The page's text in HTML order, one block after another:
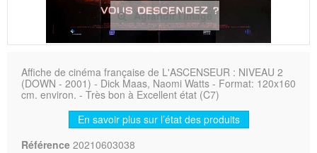
Agrandir l'image
Affiche de cinéma française de L'ASCENSEUR : NIVEAU 2
(DOWN - 2001) - Dick Maas, Naomi Watts - Format: 120x160
cm. environ. - Très bon à Excellent état (C7)
En savoir plus sur l’état des produits
Référence 20210603038